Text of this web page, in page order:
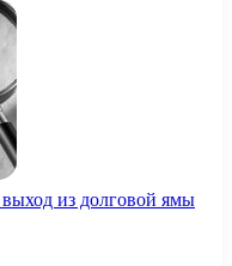
из долговой ямы